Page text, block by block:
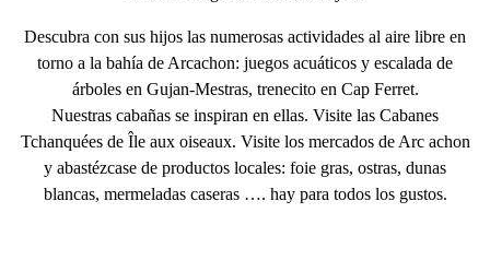
Descubra con sus hijos las numerosas actividades al aire libre en
torno a la bahía de Arcachon: juegos acuáticos y escalada de
árbolesen Gujan-Mestras, trenecitoen Cap Ferret.
Nuestras cabañas se inspiran en ellas. Visite las Cabanes
Tchanquées de Île aux oiseaux. Visite los mercados de Arcachon
y abastézcase de productos locales: foie gras, ostras, dunas
blancas, mermeladas caseras …. hay para todos los gustos.